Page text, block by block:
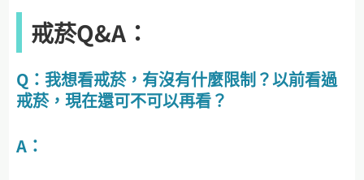
戒菸Q&A：
Q：我想看戒菸，有沒有什麼限制？以前看過
戒菸，現在還可不可以再看？
A：